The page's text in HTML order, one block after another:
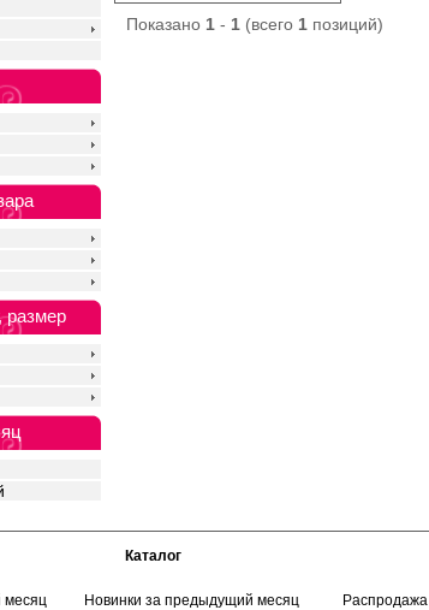
размер
Показано 1- 1(всего 1позиций)
Каталог
месяц Новинки за предыдущий месяц Распродажа